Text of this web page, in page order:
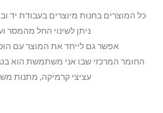
כל המוצרים בחנות מיוצרים בעבודת יד
ניתן לשינוי החל מהמסר
אפשר גם לייחד את המוצר עם
החומר המרכזי שבו אני משתמשת הוא
עציצי קרמיקה, מתנות